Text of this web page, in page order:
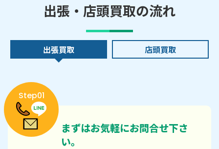
出張・店頭買取の流れ
出張買取 店頭買取
Step01
まずはお気軽にお問合せ下さ
い。